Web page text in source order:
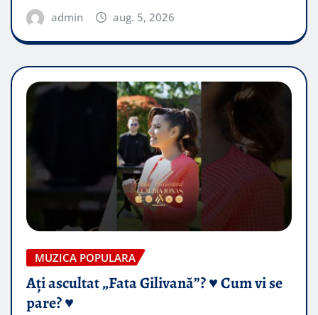
admin aug. 5, 2026
MUZICA POPULARA
Ați ascultat „Fata Gilivană”? ♥️ Cum vi se
pare? ♥️